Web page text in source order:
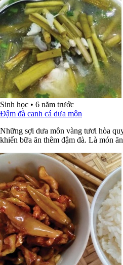
Sinh học • 6 năm trước
Đậm đà canh cá dưa môn
Những sợi dưa môn vàng tươi hòa
khiến bữa ăn thêm đậm đà. Là món